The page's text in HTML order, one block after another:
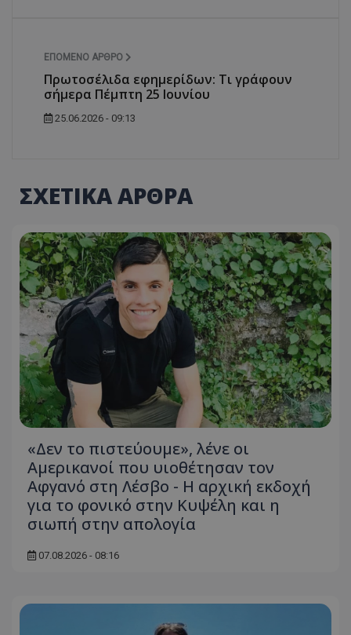
ΕΠΌΜΕΝΟ ΆΡΘΡΟ
Πρωτοσέλιδα εφημερίδων: Τι γράφουν
σήμερα Πέμπτη 25 Ιουνίου
25.06.2026 - 09:13
ΣΧΕΤΙΚΑ ΑΡΘΡΑ
«Δεν το πιστεύουμε», λένε οι
Αμερικανοί που υιοθέτησαν τον
Αφγανό στη Λέσβο - Η αρχική εκδοχή
για το φονικό στην Κυψέλη και η
σιωπή στην απολογία
07.08.2026 - 08:16